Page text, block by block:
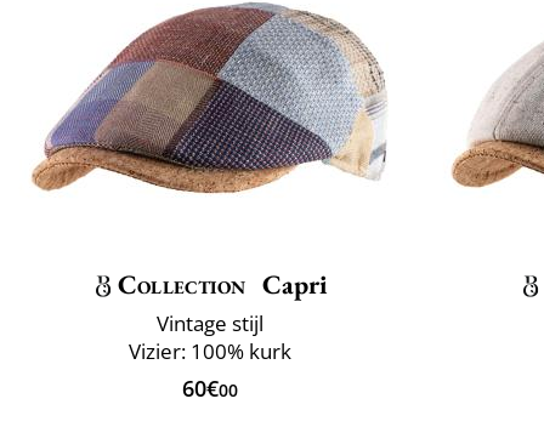
Collection Capri
Vintage stijl
Vizier: 100% kurk
60€00